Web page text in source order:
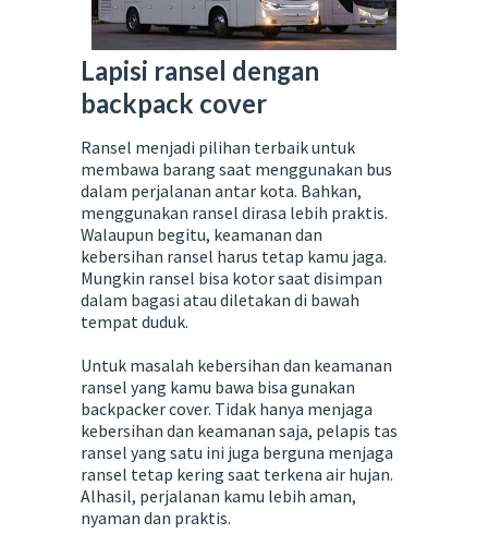
Lapisi ransel dengan
backpack cover
Ransel menjadi pilihan terbaik untuk
membawa barang saat menggunakan bus
dalam perjalanan antar kota. Bahkan,
menggunakan ransel dirasa lebih praktis.
Walaupun begitu, keamanan dan
kebersihan ransel harus tetap kamu jaga.
Mungkin ransel bisa kotor saat disimpan
dalam bagasi atau diletakan di bawah
tempat duduk.
Untuk masalah kebersihan dan keamanan
ransel yang kamu bawa bisa gunakan
backpacker cover. Tidak hanya menjaga
kebersihan dan keamanan saja, pelapis tas
ransel yang satu ini juga berguna menjaga
ransel tetap kering saat terkena air hujan.
Alhasil, perjalanan kamu lebih aman,
nyaman dan praktis.